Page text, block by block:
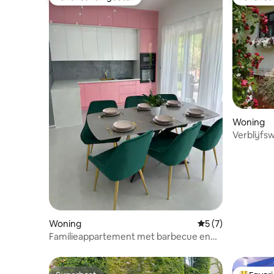
Woning Gemiddelde
5 (7)
Familieappartement met barbecue en
Woning